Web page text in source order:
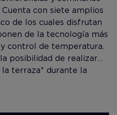
con siete amplios
de los cuales disfrutan
de la tecnología más
control de temperatura.
posibilidad de realizar
terraza* durante la